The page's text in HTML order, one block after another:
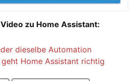
zu Home Assistant: